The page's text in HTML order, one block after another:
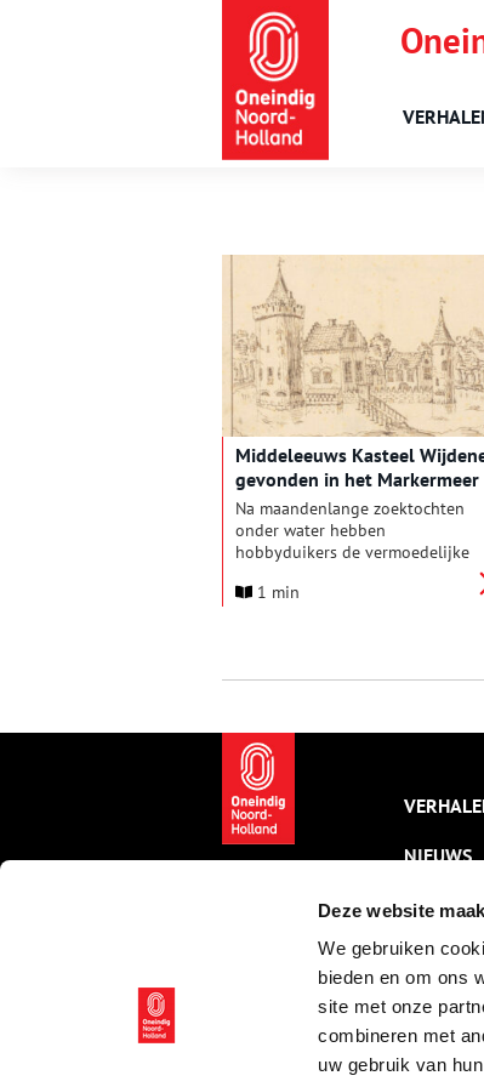
Deze website
We gebruiken
bieden en om ons
site met onze
combineren met
uw gebruik van
Middeleeuws Kasteel
gevonden in het Markermeer
Na maandenlange zoektochten
onder water hebben
hobbyduikers de vermoedelijke
Kasteel Wijdenes weten vast te
gewelddadige strijd tussen het
1 min
NIEUWS
THEMA’S
VIDEO’S